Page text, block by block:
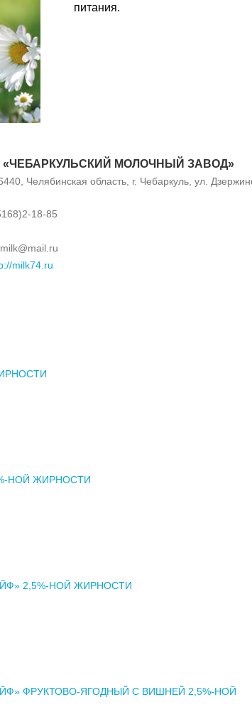
питания.
«ЧЕБАРКУЛЬСКИЙ МОЛОЧНЫЙ ЗАВОД»
Челябинская область, г. Чебаркуль, ул.
18-85
milk74.ru
НОЙ ЖИРНОСТИ
2,5%-НОЙ ЖИРНОСТИ
ФРУКТОВО-ЯГОДНЫЙ С ВИШНЕЙ 2,5%-НОЙ